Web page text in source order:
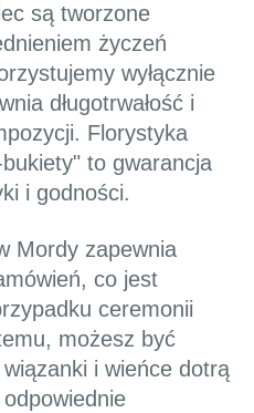
są tworzone
życzeń
wyłącznie
długotrwałość i
Florystyka
to gwarancja
i godności.
Mordy zapewnia
co jest
ceremonii
możesz być
i wieńce dotrą